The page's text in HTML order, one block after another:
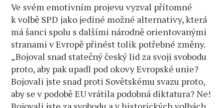
Ve svém emotivním projevu vyzval přítomné
k volbě SPD jako jediné možné alternativy, která
má šanci spolu s dalšími národně orientovanými
stranami v Evropě přinést tolik potřebné změny.
„Bojoval snad statečný český lid za svoji svobodu
proto, aby pak upadl pod okovy Evropské unie?
Bojovali jste snad proti Sovětskému svazu proto,
aby se v podobě EU vrátila podobná diktatura? Ne!